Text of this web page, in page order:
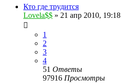
Кто где трудится
Lovela$$ » 21 апр 2010, 19:18
1
2
3
4
51 Ответы
97916 Просмотры